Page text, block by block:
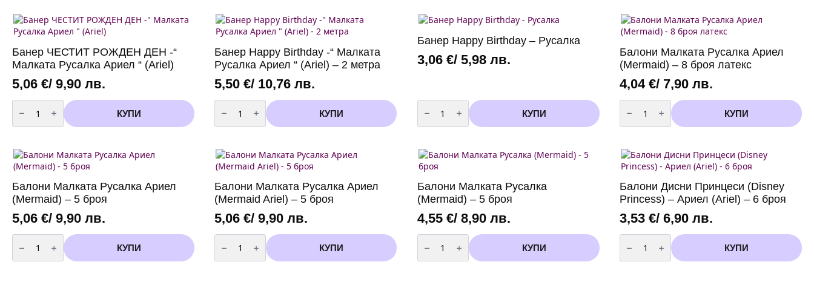
еднократна
употреба
-
балона
тяло
-
6
тяло -
15
см
4
броя
-
глитерни
Банер ЧЕСТИТ РОЖДЕН ДЕН -“
Малката Русалка Ариел “ (Ariel)
5,06 €/ 9,90 лв.
количество
за
ЧЕСТИТ
-
"
Малката
Ариел
"
(Ariel)
КУПИ
Банер Happy Birthday -“ Малката
Русалка Ариел “ (Ariel) – 2 метра
5,50€/ 10,76 лв.
количество
за
Банер
Happy
"
Малката
Русалка
"
(Ariel)
-
2
метра
КУПИ
Банер Happy Birthday – Русалка
3,06 €/ 5,98 лв.
количество
за
Банер
Happy
Русалка
КУПИ
Балони Малката Русалка Ариел
(Mermaid) – 8 броя латекс
4,04€/ 7,90 лв.
количество
за
Балони
Малката
(Mermaid)
-
8
латекс
КУПИ
Балони Малката Русалка Ариел
(Mermaid) – 5 броя
5,06 €/ 9,90 лв.
количество
за
Балони
Малката
КУПИ
Балони Малката Русалка Ариел
(Mermaid Ariel) – 5 броя
5,06€/ 9,90 лв.
количество
за
Балони
Малката
КУПИ
Балони Малката Русалка
(Mermaid) – 5 броя
4,55 €/ 8,90 лв.
количество
за
Балони
Малката
КУПИ
Балони Дисни Принцеси (Disney
Princess) – Ариел (Ariel) – 6 броя
3,53€/ 6,90 лв.
количество
за
Балони
Дисни
КУПИ